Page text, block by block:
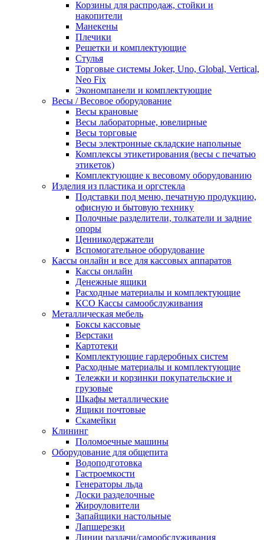
Корзины для распродаж, стойки и
накопители
Манекены
Плечики
Решетки и комплектующие
Стулья
Торговые системы Joker, Uno, Global, Vertical,
Neo Fix
Экономпанели и комплектующие
Весы / Весовое оборудование
Весы крановые
Весы лабораторные, ювелирные
Весы торговые
Весы электронные складские напольные
Комплексы этикетирования (весы с печатью
этикеток)
Комплектующие к весовому оборудованию
Изделия из пластика и оргстекла
Подставки под меню, печатную продукцию,
офисную и бытовую технику
Полочные разделители, толкатели и задние
опоры
Ценникодержатели
Вспомогательное оборудование
Кассы онлайн и все для кассовых аппаратов
Кассы онлайн
Денежные ящики
Расходные материалы и комплектующие
КСО Кассы самообслуживания
Металлическая мебель
Боксы кассовые
Верстаки
Картотеки
Комплектующие гардеробных систем
Расходные материалы и комплектующие
Тележки и корзинки покупательские и
грузовые
Шкафы металлические
Ящики почтовые
Скамейки
Клининг
Поломоечные машины
Оборудование для общепита
Водоподготовка
Гастроемкости
Генераторы льда
Доски разделочные
Жироуловители
Запайщики настольные
Лапшерезки
Линии раздачи/самообслуживания